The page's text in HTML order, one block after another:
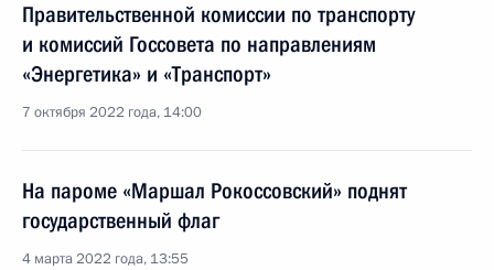
Правительственной комиссии по транспорту
и комиссий Госсовета по направлениям
«Энергетика» и «Транспорт»
7 октября 2022 года, 14:00
На пароме «Маршал Рокоссовский» поднят
государственный флаг
4 марта 2022 года, 13:55